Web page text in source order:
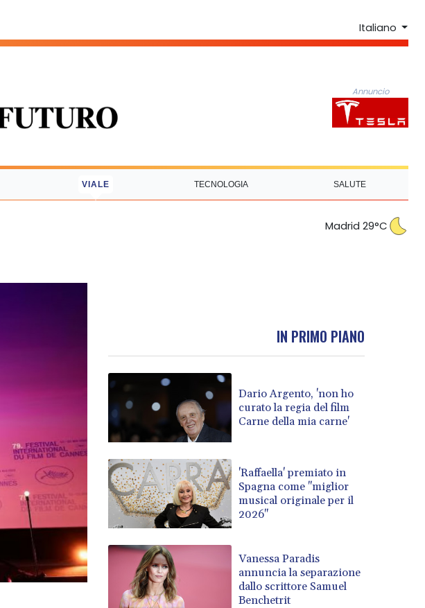
Italiano
Annuncio
VIALE TECNOLOGIA SALUTE
Madrid 29°C
IN PRIMO PIANO
Dario Argento, 'non ho
curato la regia del film
Carne della mia carne'
'Raffaella' premiato in
Spagna come "miglior
musical originale per il
2026"
Vanessa Paradis
annuncia la separazione
dallo scrittore Samuel
Benchetrit